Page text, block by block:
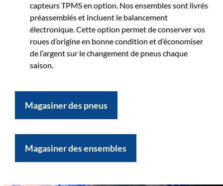
capteurs TPMS en option. Nos ensembles sont livrés
préassemblés et incluent le balancement
électronique. Cette option permet de conserver vos
roues d’origine en bonne condition et d’économiser
de l’argent sur le changement de pneus chaque
saison.
Magasiner des pneus
Magasiner des ensembles